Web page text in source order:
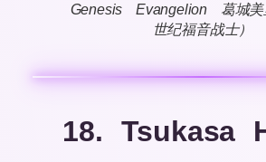
Genesis Evangelion 葛城美
世纪福音战士）
18. Tsukasa